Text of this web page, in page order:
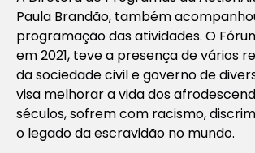
Paula Brandão, também
programação das atividades. O
em 2021, teve a presença de vários
da sociedade civil e governo de
visa melhorar a vida dos
séculos, sofrem com racismo,
o legado da escravidão no mundo.